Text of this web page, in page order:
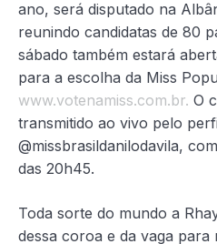
ano, será disputado na
reunindo candidatas de 80
sábado também estará
para a escolha da Miss
www.votenamiss.com.br. O
transmitido ao vivo pelo
@missbrasildanilodavila,
das 20h45.
Toda sorte do mundo a
dessa coroa e da vaga